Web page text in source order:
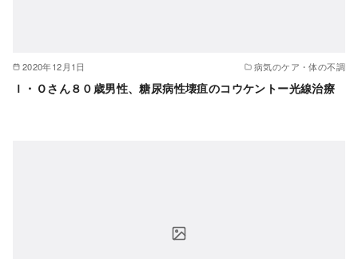
2020年12月1日 病気のケア・体の不調
Ｉ・Ｏさん８０歳男性、糖尿病性壊疽のコウケントー光線治療